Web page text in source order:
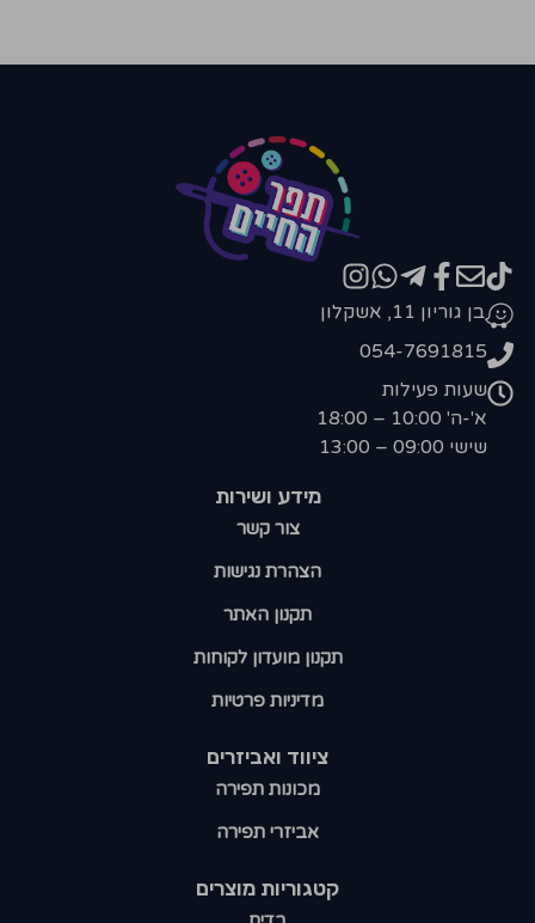
קטגוריות מוצרים​
ציווד ואביזרים
מכונות תפירה
אביזרי תפירה
מידע ושירות
צור קשר
הצהרת נגישות
תקנון האתר
תקנון מועדון לקוחות
מדיניות פרטיות
בן גוריון 11, אשקלון
054-7691815
שעות פעילות
א'-ה' 10:00 – 18:00
שישי 09:00 – 13:00